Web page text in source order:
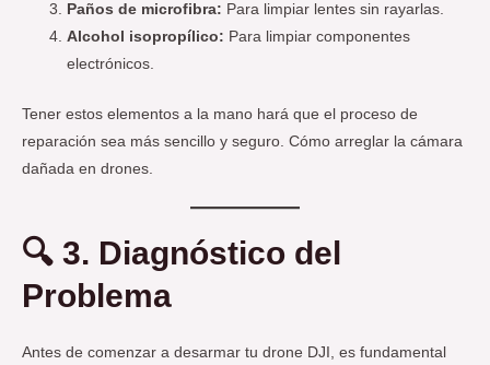
Paños de microfibra: Para limpiar lentes sin rayarlas.
Alcohol isopropílico: Para limpiar componentes
electrónicos.
Tener estos elementos a la mano hará que el proceso de
reparación sea más sencillo y seguro. Cómo arreglar la cámara
dañada en drones.
🔍 3. Diagnóstico del
Problema
Antes de comenzar a desarmar tu drone DJI, es fundamental